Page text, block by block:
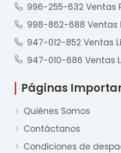
996-255-632 Ventas
998-862-688 Ventas
947-012-852 Ventas
947-010-686 Ventas
Páginas
Quiénes Somos
Contáctanos
Condiciones de